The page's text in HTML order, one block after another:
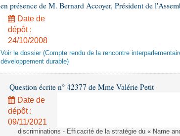
en présence de M. Bernard Accoyer, Président de
Date de
dépôt :
24/10/2008
Voir le dossier (Compte rendu de la rencontre
développement durable)
Question écrite n° 42377 de Mme Valérie Petit
Date de
dépôt :
09/11/2021
discriminations - Efficacité de la stratégie du « Name